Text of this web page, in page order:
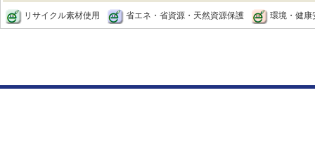
リサイクル素材使用 省エネ・省資源・天然資源保護 環境・健康